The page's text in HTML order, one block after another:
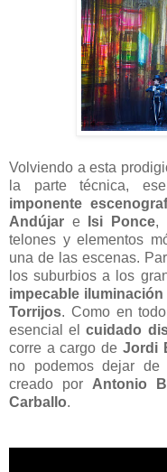
Volviendo a esta
la parte técnica,
imponente
Andújar e Isi Ponce,
telones y elementos
una de las escenas.
los suburbios a los
impecable iluminación
Torrijos. Como en
esencial elcuidado
corre a cargo de Jordi
no podemos dejar
creado por Antonio
Carballo.